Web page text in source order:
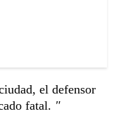
el defensor
fatal. "